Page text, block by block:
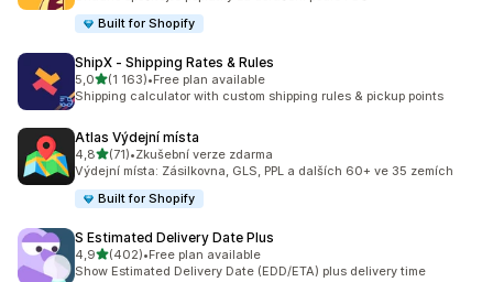
Built for Shopify
ShipX ‑ Shipping Rates & Rules
5,0z 5 hvězd
(1 163)
Celkový počet recenzí: 1163
•Free plan available
Shipping calculator with custom shipping rules & pickup points
Atlas Výdejní místa
4,8z 5 hvězd
(71)
Celkový počet recenzí: 71
•Zkušební verze zdarma
Výdejní místa: Zásilkovna, GLS, PPL a dalších 60+ ve 35 zemích
Built for Shopify
S Estimated Delivery Date Plus
4,9z 5 hvězd
(402)
Celkový počet recenzí: 402
•Free plan available
Show Estimated Delivery Date (EDD/ETA) plus delivery time